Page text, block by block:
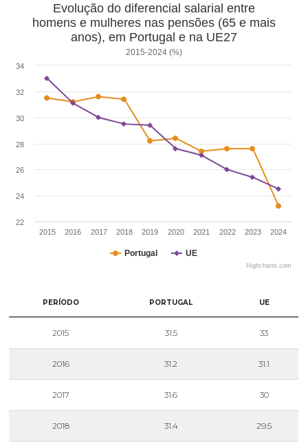
Evolução do diferencial salarial entre
homens e mulheres nas pensões (65 e mais
anos), em Portugal e na UE27
2015-2024 (%)
Portugal UE
2015 2016 2017 2018 2019 2020 2021 2022 2023 2024
22
24
26
28
30
32
34
Highcharts.com
PERÍODO PORTUGAL UE
2015 31.5 33
2016 31.2 31.1
2017 31.6 30
2018 31.4 29.5